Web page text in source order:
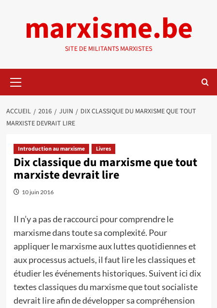
marxisme.be
SITE DE MILITANTS MARXISTES
principal
ACCUEIL 2016 JUIN
DIX CLASSIQUE DU MARXISME QUE TOUT
MARXISTE DEVRAIT LIRE
Introduction au marxisme Livres
Dix classique du marxisme que tout
marxiste devrait lire
10 juin 2016
Il n’y a pas de raccourci pour comprendre le
marxisme dans toute sa complexité. Pour
appliquer le marxisme aux luttes quotidiennes et
aux processus actuels, il faut lire les classiques et
étudier les événements historiques. Suivent ici dix
textes classiques du marxisme que tout socialiste
devrait lire afin de développer sa compréhension